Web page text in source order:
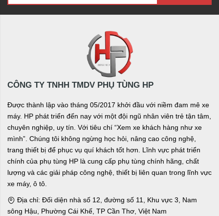
CÔNG TY TNHH TMDV PHỤ TÙNG HP
Được thành lập vào tháng 05/2017 khởi đầu với niềm đam mê xe
máy. HP phát triển đến nay với một đội ngũ nhân viên trẻ tận tâm,
chuyên nghiệp, uy tín. Với tiêu chí “Xem xe khách hàng như xe
mình”. Chúng tôi không ngừng học hỏi, nâng cao công nghệ,
trang thiết bị để phục vụ quí khách tốt hơn. Lĩnh vực phát triển
chính của phụ tùng HP là cung cấp phụ tùng chính hãng, chất
lượng và các giải pháp công nghệ, thiết bị liên quan trong lĩnh vực
xe máy, ô tô.
Địa chỉ: Đối diện nhà số 12, đường số 11, Khu vực 3, Nam
sông Hậu, Phường Cái Khế, TP Cần Thơ, Việt Nam